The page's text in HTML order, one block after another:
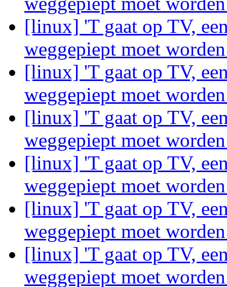
[linux] 'T gaat op TV,
weggepiept moet
[linux] 'T gaat op TV,
weggepiept moet
[linux] 'T gaat op TV,
weggepiept moet
[linux] 'T gaat op TV,
weggepiept moet
[linux] 'T gaat op TV,
weggepiept moet
[linux] 'T gaat op TV,
weggepiept moet